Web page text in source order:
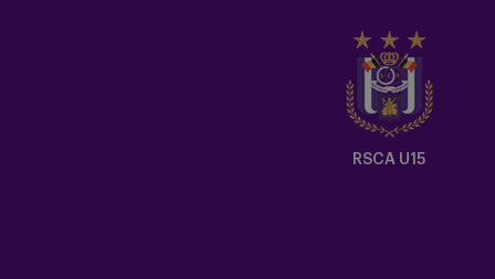
Crest
Dark
RSCA U15